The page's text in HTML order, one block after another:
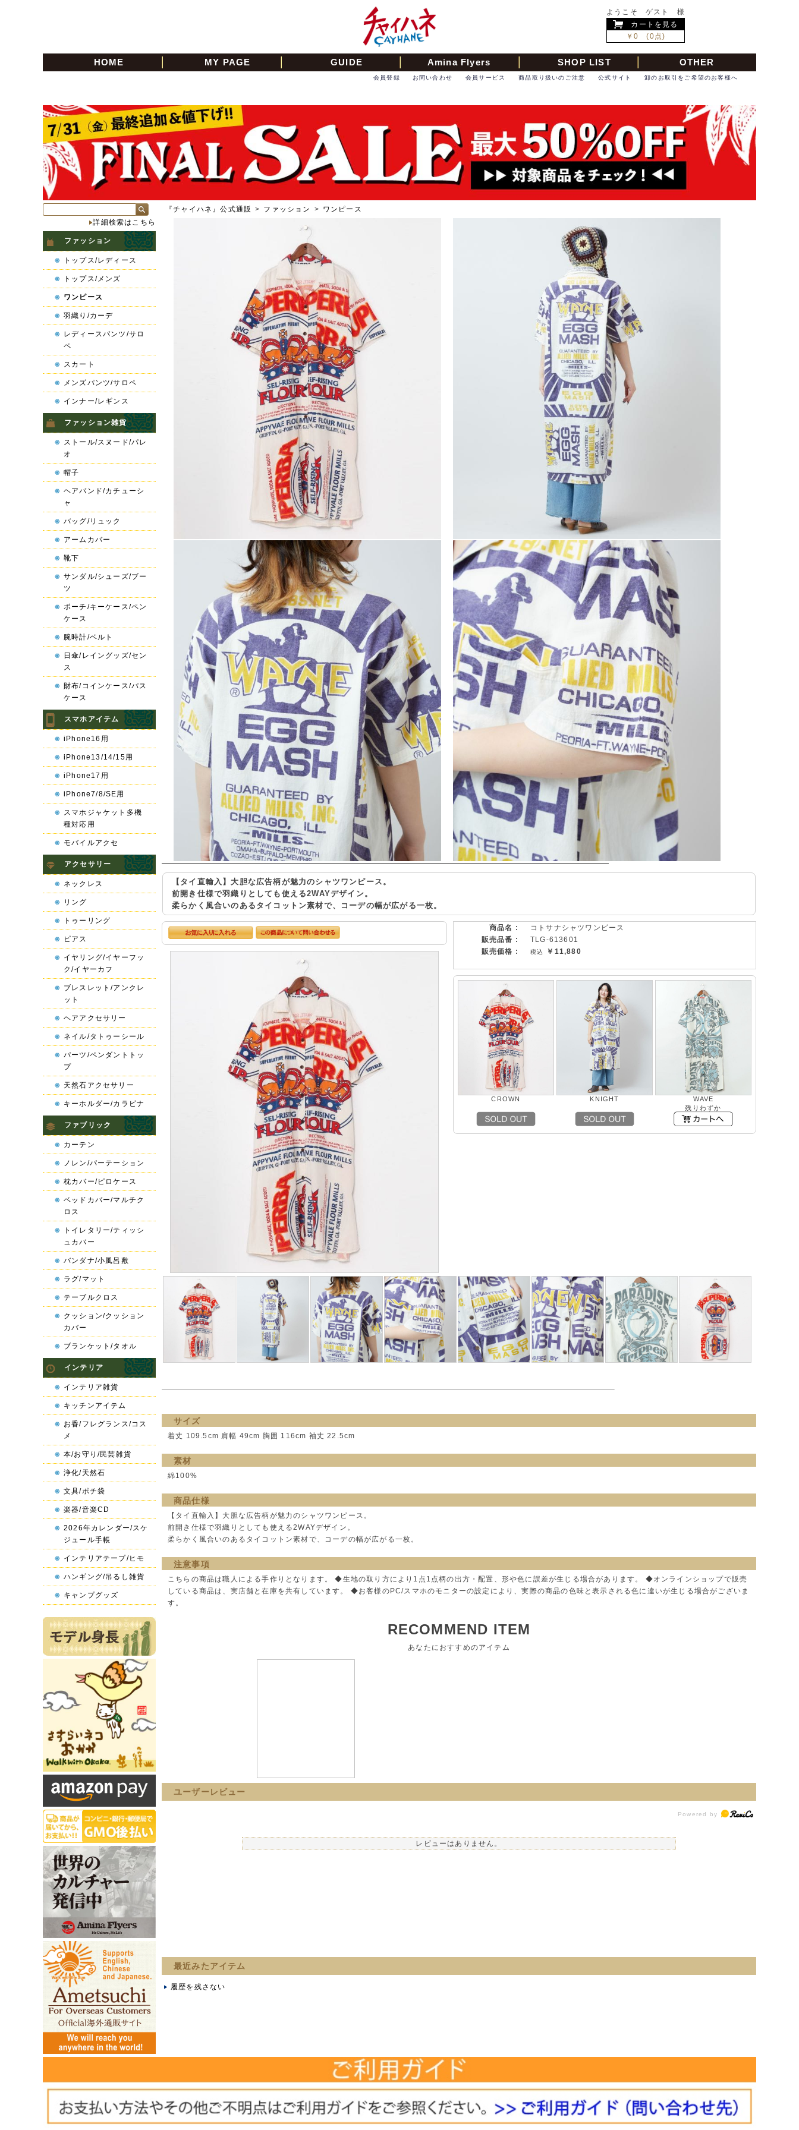
ようこそ ゲスト 様
カートを見る
￥0 (0点)
HOME MY PAGE GUIDE Amina Flyers SHOP LIST OTHER
卸のお取引をご希望のお客様へ
公式サイト
商品取り扱いのご注意
会員サービス
お問い合わせ
会員登録
『チャイハネ』公式通販 > ファッション > ワンピース
【タイ直輸入】大胆な広告柄が魅力のシャツワンピース。
前開き仕様で羽織りとしても使える2WAYデザイン。
柔らかく風合いのあるタイコットン素材で、コーデの幅が広がる一枚。
商品名 :
コトサナシャツワンピース
販売品番 :
TLG-613601
販売価格 :
￥11,880
CROWN KNIGHT
WAVE
残りわずか
サイズ
着丈 109.5cm 肩幅 49cm 胸囲 116cm 袖丈 22.5cm
素材
綿100%
商品仕様
【タイ直輸入】大胆な広告柄が魅力のシャツワンピース。
前開き仕様で羽織りとしても使える2WAYデザイン。
柔らかく風合いのあるタイコットン素材で、コーデの幅が広がる一枚。
注意事項
こちらの商品は職人による手作りとなります。 ◆生地の取り方により1点1点柄の出方・配置、形や色に誤差が生じる場合があります。 ◆オンラインショップで販売
している商品は、実店舗と在庫を共有しています。 ◆お客様のPC/スマホのモニターの設定により、実際の商品の色味と表示される色に違いが生じる場合がございま
す。
RECOMMEND ITEM
あなたにおすすめのアイテム
ユーザーレビュー
レビューはありません。
最近みたアイテム
履歴を残さない
詳細検索はこちら
ファッション
トップス/レディース
トップス/メンズ
ワンピース
羽織り/カーデ
レディースパンツ/サロ
ペ
スカート
メンズパンツ/サロペ
インナー/レギンス
ファッション雑貨
ストール/スヌード/パレ
オ
帽子
ヘアバンド/カチューシ
ャ
バッグ/リュック
アームカバー
靴下
サンダル/シューズ/ブー
ツ
ポーチ/キーケース/ペン
ケース
腕時計/ベルト
日傘/レイングッズ/セン
ス
財布/コインケース/パス
ケース
スマホアイテム
iPhone16用
iPhone13/14/15用
iPhone17用
iPhone7/8/SE用
スマホジャケット多機
種対応用
モバイルアクセ
アクセサリー
ネックレス
リング
トゥーリング
ピアス
イヤリング/イヤーフッ
ク/イヤーカフ
ブレスレット/アンクレ
ット
ヘアアクセサリー
ネイル/タトゥーシール
パーツ/ペンダントトッ
プ
天然石アクセサリー
キーホルダー/カラビナ
ファブリック
カーテン
ノレン/パーテーション
枕カバー/ピロケース
ベッドカバー/マルチク
ロス
トイレタリー/ティッシ
ュカバー
バンダナ/小風呂敷
ラグ/マット
テーブルクロス
クッション/クッション
カバー
ブランケット/タオル
インテリア
インテリア雑貨
キッチンアイテム
お香/フレグランス/コス
メ
本/お守り/民芸雑貨
浄化/天然石
文具/ポチ袋
楽器/音楽CD
2026年カレンダー/スケ
ジュール手帳
インテリアテープ/ヒモ
ハンギング/吊るし雑貨
キャンプグッズ